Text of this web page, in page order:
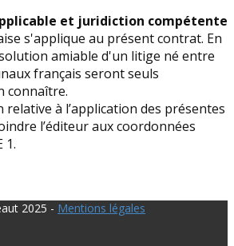
et juridiction compétente
s'applique au présent contrat. En
amiable d'un litige né entre
français seront seuls
connaître.
à l’application des présentes
l’éditeur aux coordonnées
1.
2025 - Mentions légales